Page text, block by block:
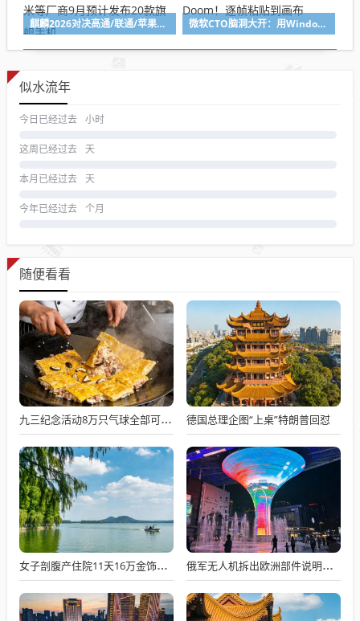
麒麟2026对决高通/联通/苹果2nm新U！苹果、华为、小米等厂商9月预计发布20款旗舰手机 微软CTO脑洞大开：用Windows画图当显示器跑Doom！逐帧粘贴到画布
似水流年
今日已经过去 小时
这周已经过去 天
本月已经过去 天
今年已经过去 个月
随便看看
九三纪念活动8万只气球全部可降解 德国总理企图“上桌”特朗普回怼
女子剖腹产住院11天16万金饰被偷 俄军无人机拆出欧洲部件说明什么